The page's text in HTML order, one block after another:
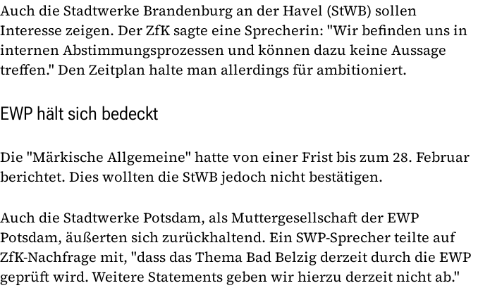
Auch die Stadtwerke Brandenburg an der Havel (StWB) sollen
Interesse zeigen. Der ZfK sagte eine Sprecherin: "Wir befinden uns in
internen Abstimmungsprozessen und können dazu keine Aussage
treffen." Den Zeitplan halte man allerdings für ambitioniert.
EWP hält sich bedeckt
Die "Märkische Allgemeine" hatte von einer Frist bis zum 28. Februar
berichtet. Dies wollten die StWB jedoch nicht bestätigen.
Auch die Stadtwerke Potsdam, als Muttergesellschaft der EWP
Potsdam, äußerten sich zurückhaltend. Ein SWP-Sprecher teilte auf
ZfK-Nachfrage mit, "dass das Thema Bad Belzig derzeit durch die EWP
geprüft wird. Weitere Statements geben wir hierzu derzeit nicht ab."